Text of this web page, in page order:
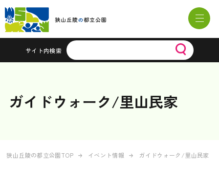
サイト内検索
ガイドウォーク/里山民家
狭山丘陵の都立公園TOP イベント情報 ガイドウォーク/里山民家